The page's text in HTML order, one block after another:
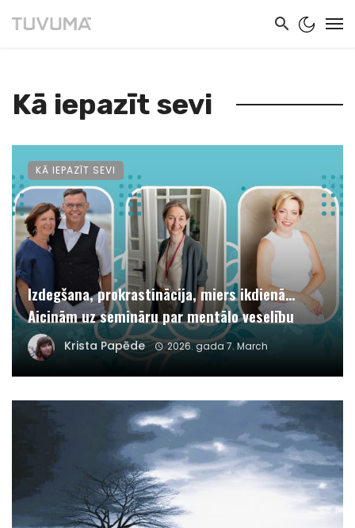
Kā iepazīt sevi
Izdegšana, prokrastinācija, miers ikdienā…
Aicinām uz semināru par mentālo veselību
Krista Papēde 2026. gada 7. March
KĀ IEPAZĪT SEVI